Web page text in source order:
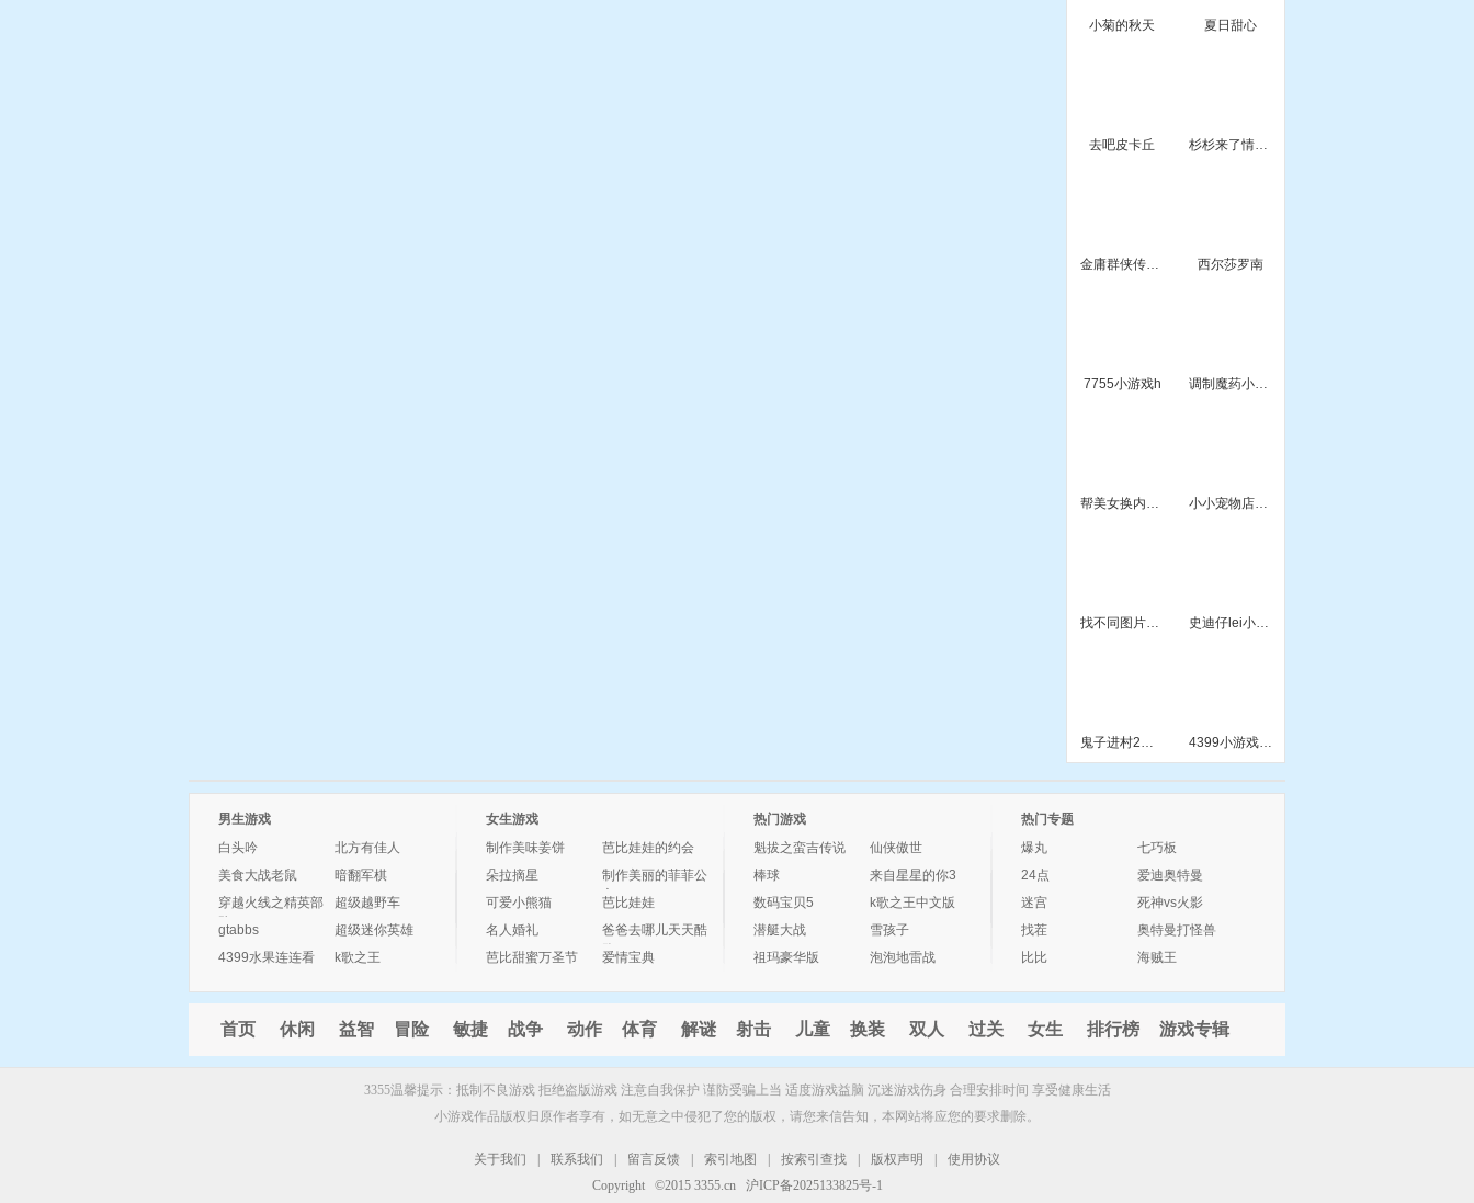
小菊的秋天 夏日甜心
去吧皮卡丘 杉杉来了情侣装扮
金庸群侠传x0.5 西尔莎罗南
7755小游戏h 调制魔药小游戏
帮美女换内裤小游戏 小小宠物店小游戏
找不同图片小游戏 史迪仔lei小游戏
鬼子进村2小游戏 4399小游戏智力
男生游戏
白头吟
北方有佳人
美食大战老鼠
暗翻军棋
穿越火线之精英部
队
超级越野车
gtabbs
超级迷你英雄
4399水果连连看
k歌之王
女生游戏
制作美味姜饼
芭比娃娃的约会
朵拉摘星
制作美丽的菲菲公
主
可爱小熊猫
芭比娃娃
名人婚礼
爸爸去哪儿天天酷
跑
芭比甜蜜万圣节 爱情宝典
热门游戏
魁拔之蛮吉传说
仙侠傲世
棒球
来自星星的你3
数码宝贝5
k歌之王中文版
潜艇大战
雪孩子
祖玛豪华版
泡泡地雷战
热门专题
爆丸
七巧板
24点
爱迪奥特曼
迷宫
死神vs火影
找茬
奥特曼打怪兽
比比
海贼王
首页 休闲 益智 冒险 敏捷 战争 动作 体育 解谜 射击 儿童 换装 双人 过关 女生 排行榜 游戏专辑
3355温馨提示：抵制不良游戏 拒绝盗版游戏 注意自我保护 谨防受骗上当 适度游戏益脑 沉迷游戏伤身 合理安排时间 享受健康生活
小游戏作品版权归原作者享有，如无意之中侵犯了您的版权，请您来信告知，本网站将应您的要求删除。
关于我们 联系我们 留言反馈 索引地图 按索引查找 版权声明
使用协议
Copyright ©2015 3355.cn 沪ICP备2025133825号-1